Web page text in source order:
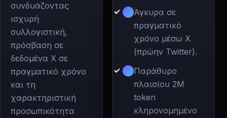
συνδυάζοντας
ισχυρή
συλλογιστική,
πρόσβαση σε
δεδομένα X σε
πραγματικό χρόνο
και τη
χαρακτηριστική
προσωπικότητα
Άγκυρα σε
πραγματικό
χρόνο μέσω X
(πρώην Twitter).
Παράθυρο
πλαισίου 2M
token
κληρονομημένο